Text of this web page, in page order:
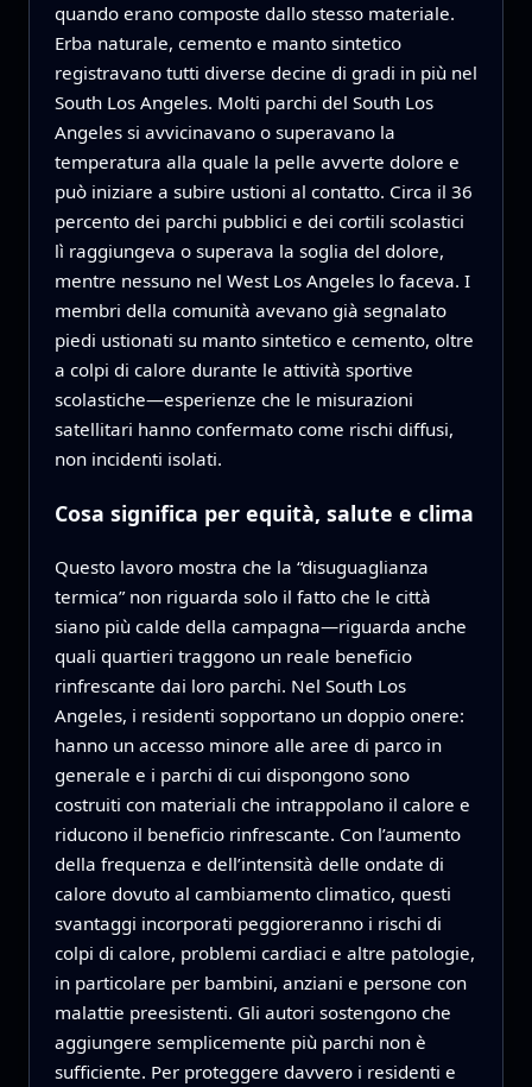
quando erano composte dallo stesso materiale.
Erba naturale, cemento e manto sintetico
registravano tutti diverse decine di gradi in più nel
South Los Angeles. Molti parchi del South Los
Angeles si avvicinavano o superavano la
temperatura alla quale la pelle avverte dolore e
può iniziare a subire ustioni al contatto. Circa il 36
percento dei parchi pubblici e dei cortili scolastici
lì raggiungeva o superava la soglia del dolore,
mentre nessuno nel West Los Angeles lo faceva. I
membri della comunità avevano già segnalato
piedi ustionati su manto sintetico e cemento, oltre
a colpi di calore durante le attività sportive
scolastiche—esperienze che le misurazioni
satellitari hanno confermato come rischi diffusi,
non incidenti isolati.
Cosa significa per equità, salute e clima
Questo lavoro mostra che la “disuguaglianza
termica” non riguarda solo il fatto che le città
siano più calde della campagna—riguarda anche
quali quartieri traggono un reale beneficio
rinfrescante dai loro parchi. Nel South Los
Angeles, i residenti sopportano un doppio onere:
hanno un accesso minore alle aree di parco in
generale e i parchi di cui dispongono sono
costruiti con materiali che intrappolano il calore e
riducono il beneficio rinfrescante. Con l’aumento
della frequenza e dell’intensità delle ondate di
calore dovuto al cambiamento climatico, questi
svantaggi incorporati peggioreranno i rischi di
colpi di calore, problemi cardiaci e altre patologie,
in particolare per bambini, anziani e persone con
malattie preesistenti. Gli autori sostengono che
aggiungere semplicemente più parchi non è
sufficiente. Per proteggere davvero i residenti e